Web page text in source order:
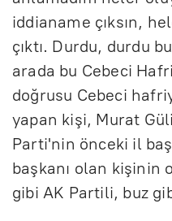
iddianame çıksın,
çıktı. Durdu, durdu
arada bu Cebeci
doğrusu Cebeci
yapan kişi, Murat
Parti'nin önceki il
başkanı olan kişinin
gibi AK Partili, buz